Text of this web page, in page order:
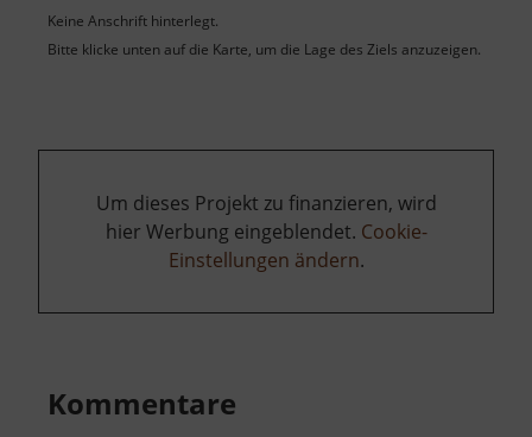
Keine Anschrift hinterlegt.
Bitte klicke unten auf die Karte, um die Lage des Ziels anzuzeigen.
Um dieses Projekt zu finanzieren, wird
hier Werbung eingeblendet. Cookie-
Einstellungen ändern.
Kommentare